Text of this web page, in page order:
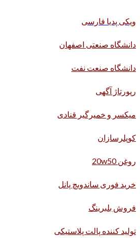
ویکی پدیا فارسی
دانشگاه صنعتی اصفهان
دانشگاه صنعت نفت
رپورتاژ آگهی
میکسر و خمیرگیر قنادی
کوپلرسازان
روغن 20w50
خرید فوری ساندویچ پانل
فروش بلبرینگ
تولید کننده پالت پلاستیکی